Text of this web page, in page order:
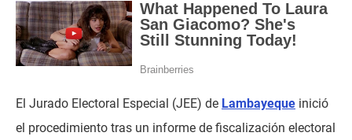
El Jurado Electoral Especial (JEE) de Lambayeque inició
el procedimiento tras un informe de fiscalización electoral